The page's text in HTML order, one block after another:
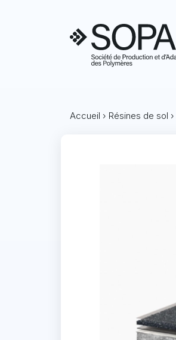
Accueil › Résines de sol ›